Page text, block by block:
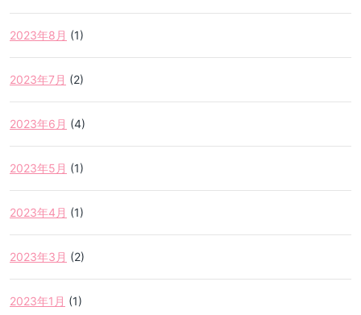
2023年8月 (1)
2023年7月 (2)
2023年6月 (4)
2023年5月 (1)
2023年4月 (1)
2023年3月 (2)
2023年1月 (1)